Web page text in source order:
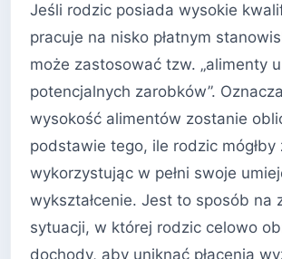
Jeśli rodzic posiada wysokie
pracuje na nisko płatnym
może zastosować tzw. „alimenty
potencjalnych zarobków”.
wysokość alimentów zostanie
podstawie tego, ile rodzic mógłby
wykorzystując w pełni swoje
wykształcenie. Jest to sposób na
sytuacji, w której rodzic celowo
dochody, aby uniknąć płacenia